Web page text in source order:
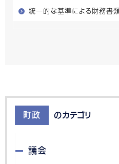
統一的な基準による財務書
町政 のカテゴリ
議会